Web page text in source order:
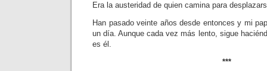
Era la austeridad de quien camina para
Han pasado veinte años desde entonces y mi
un día. Aunque cada vez más lento, sigue
es él.
***